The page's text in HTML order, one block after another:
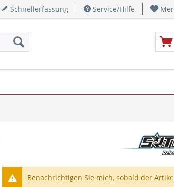
Schnellerfassung Service/Hilfe
Benachrichtigen Sie mich, sobald der